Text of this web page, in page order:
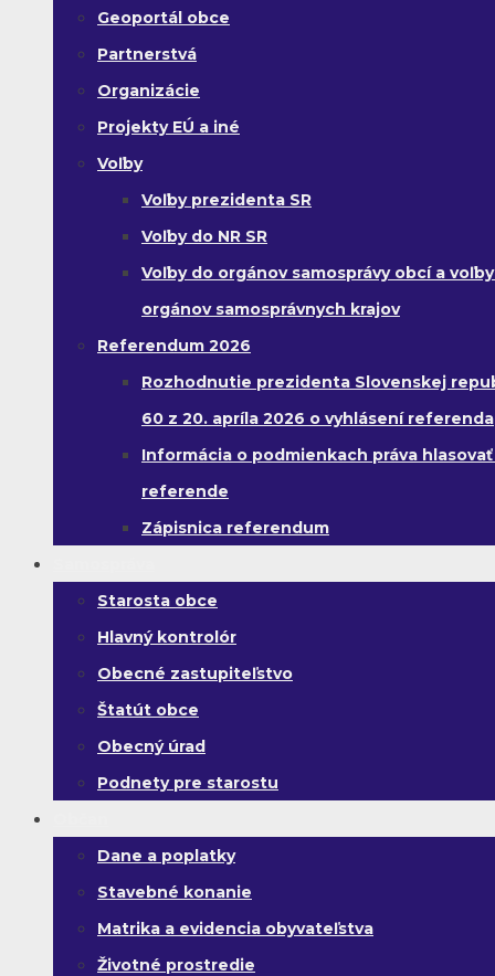
Geoportál obce
Partnerstvá
Organizácie
Projekty EÚ a iné
Voľby
Voľby prezidenta SR
Voľby do NR SR
Voľby do orgánov samosprávy obcí a
orgánov samosprávnych krajov
Referendum 2026
Rozhodnutie prezidenta Slovenskej
60 z 20. apríla 2026 o vyhlásení referenda
Informácia o podmienkach práva hlasovať
referende
Zápisnica referendum
Starosta obce
Hlavný kontrolór
Obecné zastupiteľstvo
Štatút obce
Obecný úrad
Podnety pre starostu
Dane a poplatky
Stavebné konanie
Matrika a evidencia obyvateľstva
Životné prostredie